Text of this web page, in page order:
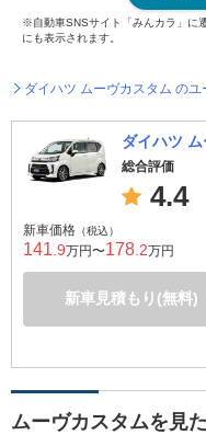
※自動車SNSサイト「みんカラ」に
にも表示されます。
ダイハツ ムーヴカスタム の
ダイハツ
総合評価
4.4
新車価格 （税込）
141 .9万円〜178 .2万円
新車見積もり(無料)
ムーヴカスタムを見